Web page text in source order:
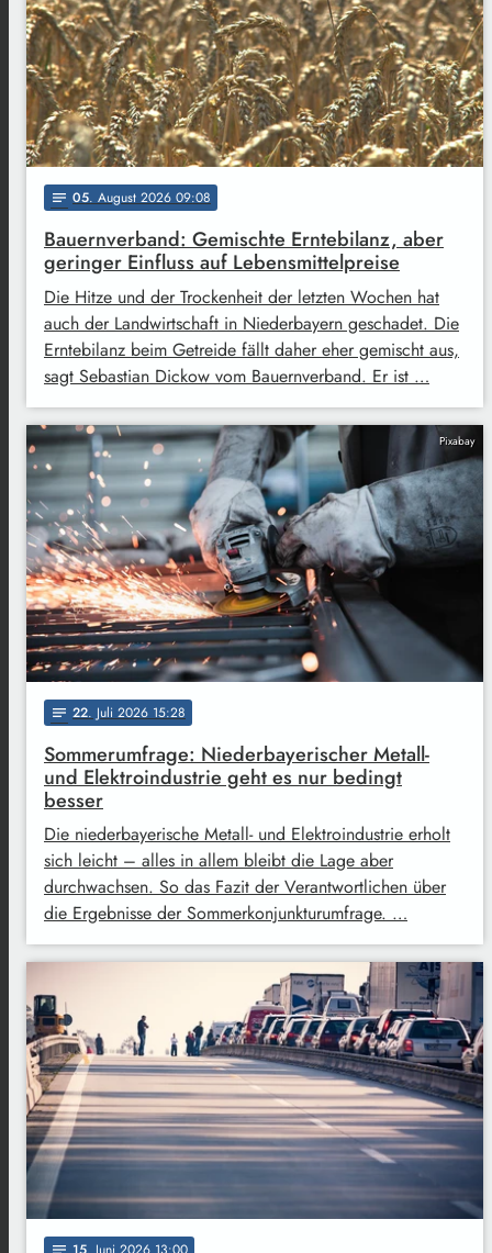
notes 05. August 2026 09:08
Bauernverband: Gemischte Erntebilanz, aber
geringer Einfluss auf Lebensmittelpreise
Die Hitze und der Trockenheit der letzten Wochen hat
auch der Landwirtschaft in Niederbayern geschadet. Die
Erntebilanz beim Getreide fällt daher eher gemischt aus,
sagt Sebastian Dickow vom Bauernverband. Er ist …
Pixabay
notes 22. Juli 2026 15:28
Sommerumfrage: Niederbayerischer Metall-
und Elektroindustrie geht es nur bedingt
besser
Die niederbayerische Metall- und Elektroindustrie erholt
sich leicht – alles in allem bleibt die Lage aber
durchwachsen. So das Fazit der Verantwortlichen über
die Ergebnisse der Sommerkonjunkturumfrage. …
notes